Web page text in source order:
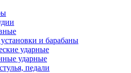
и барабаны
ударные
ударные
педали